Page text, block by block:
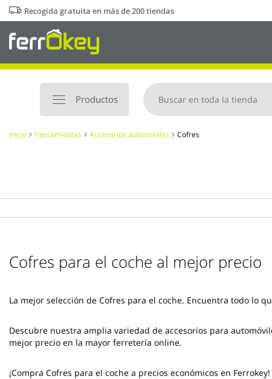
Ir
al
contenido
Recogida gratuita en más de 200 tiendas
Productos
Inicio Herramientas Accesorios automóviles Cofres
Cofres para el coche al mejor precio
La mejor selección de Cofres para el coche. Encuentra todo lo
Descubre nuestra amplia variedad de accesorios para
mejor precio en la mayor ferretería online.
¡Compra Cofres para el coche a precios económicos en Ferrokey!